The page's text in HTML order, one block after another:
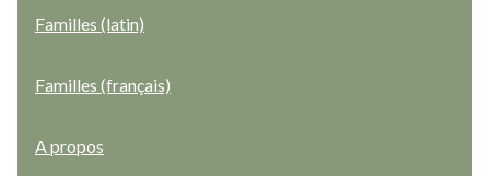
Familles (latin)
Familles (français)
A propos